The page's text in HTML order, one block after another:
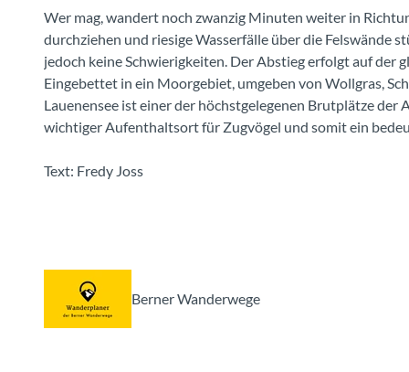
Wer mag, wandert noch zwanzig Minuten weiter in
durchziehen und riesige Wasserfälle über die Felswände
jedoch keine Schwierigkeiten. Der Abstieg erfolgt auf der
Eingebettet in ein Moorgebiet, umgeben von Wollgras,
Lauenensee ist einer der höchstgelegenen Brutplätze der
wichtiger Aufenthaltsort für Zugvögel und somit ein
Text: Fredy Joss
Berner Wanderwege